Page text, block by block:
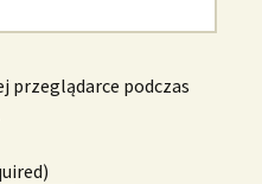
przeglądarce podczas